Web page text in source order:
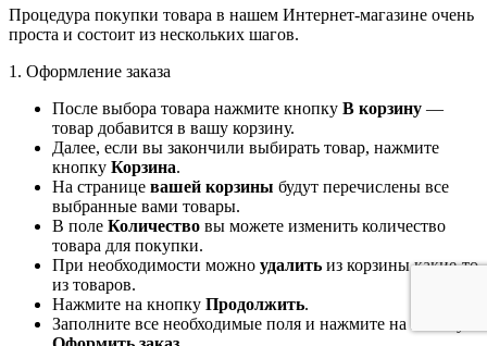
Процедура покупки товара в нашем Интернет-магазине очень
проста и состоит из нескольких шагов.
1. Оформление заказа
После выбора товара нажмите кнопку В корзину —
товар добавится в вашу корзину.
Далее, если вы закончили выбирать товар, нажмите
кнопку Корзина.
На странице вашей корзины будут перечислены все
выбранные вами товары.
В поле Количество вы можете изменить количество
товара для покупки.
При необходимости можно удалить из корзины какие-то
из товаров.
Нажмите на кнопку Продолжить.
Заполните все необходимые поля и нажмите на кнопку